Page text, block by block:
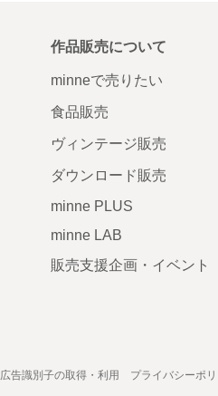
作品販売について
minneで売りたい
食品販売
ヴィンテージ販売
ダウンロード販売
minne PLUS
minne LAB
販売支援企画・イベント
広告識別子の取得・利用 プライバシーポ